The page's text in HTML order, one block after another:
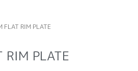
FLAT RIM PLATE
RIM PLATE